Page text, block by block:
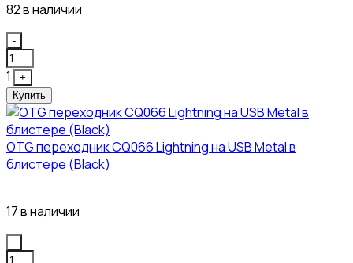
82 в наличии
Quantity
-
1
+
Купить
OTG переходник CQ066 Lightning на USB Metal в
блистере (Black)
17 в наличии
Quantity
-